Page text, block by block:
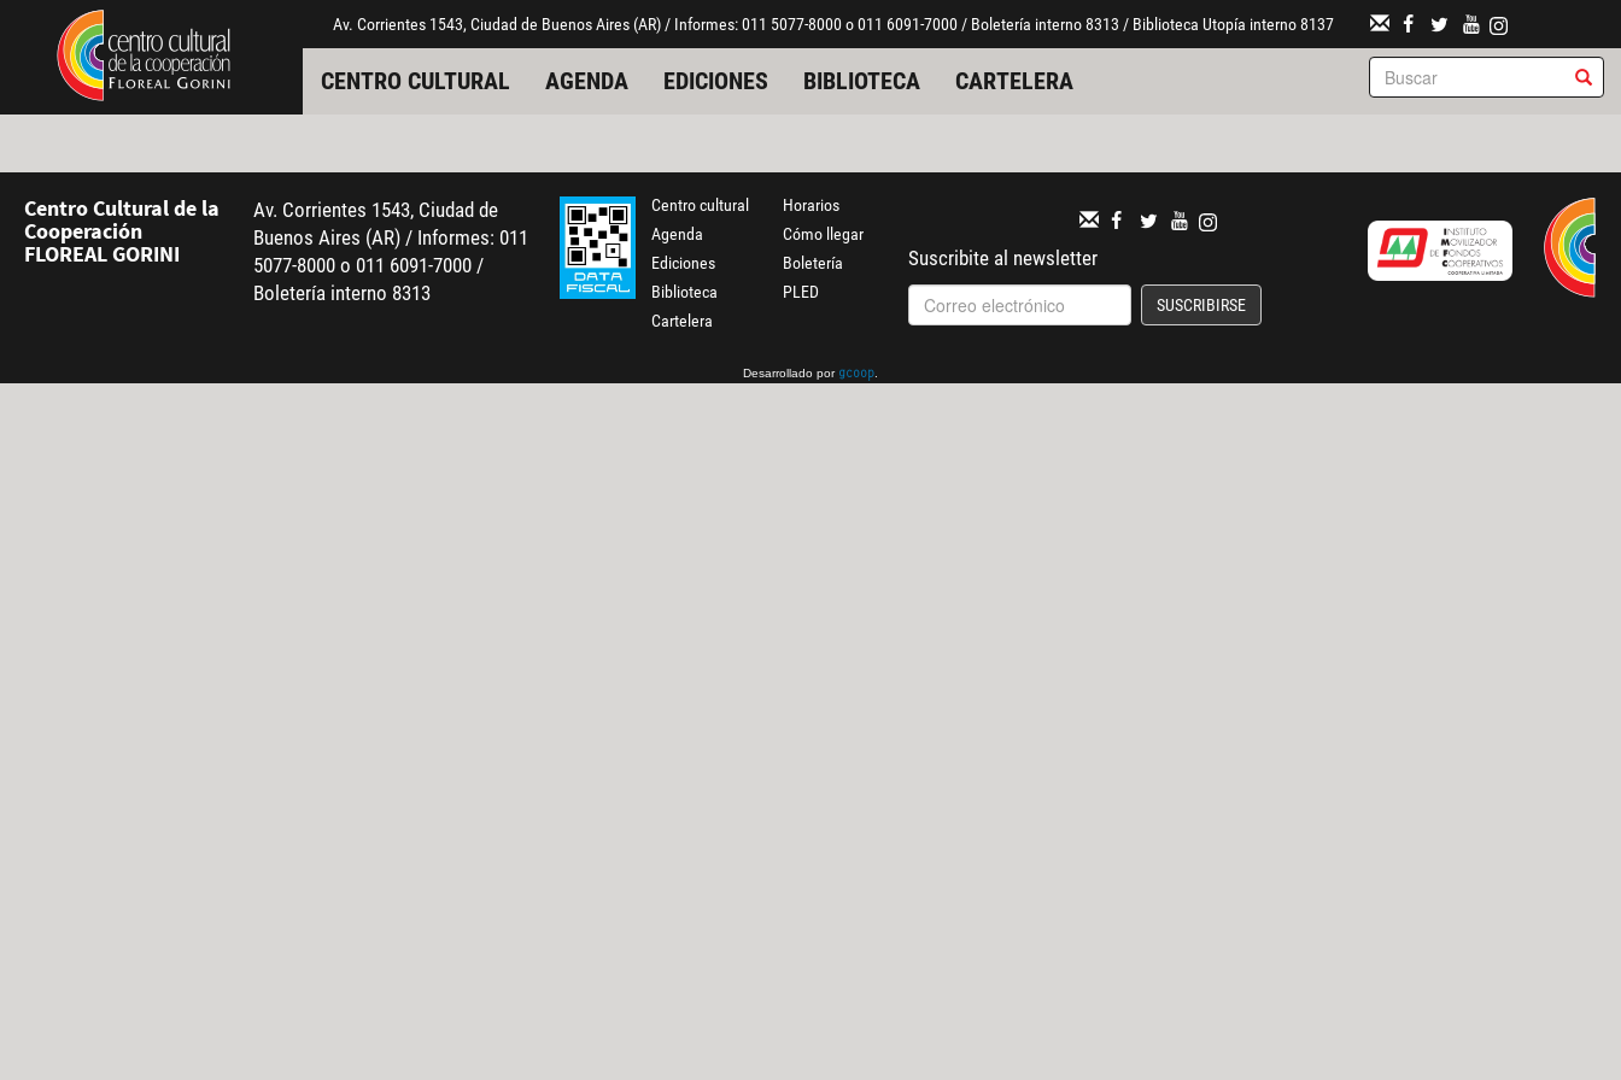
Pasar al contenido principal
Jump to main content Av. Corrientes 1543, Ciudad de Buenos Aires (AR) / Informes: 011 5077-8000 o 011 6091-7000 / Boletería interno 8313 / Biblioteca Utopía interno 8137
CENTRO CULTURAL AGENDA EDICIONES BIBLIOTECA CARTELERA
Centro Cultural de la
Cooperación
FLOREAL GORINI
Av. Corrientes 1543, Ciudad de
Buenos Aires (AR) / Informes: 011
5077-8000 o 011 6091-7000 /
Boletería interno 8313
Centro cultural
Agenda
Ediciones
Biblioteca
Cartelera
Horarios
Cómo llegar
Boletería
PLED
Suscribite al newsletter
SUSCRIBIRSE
Desarrollado por gcoop.